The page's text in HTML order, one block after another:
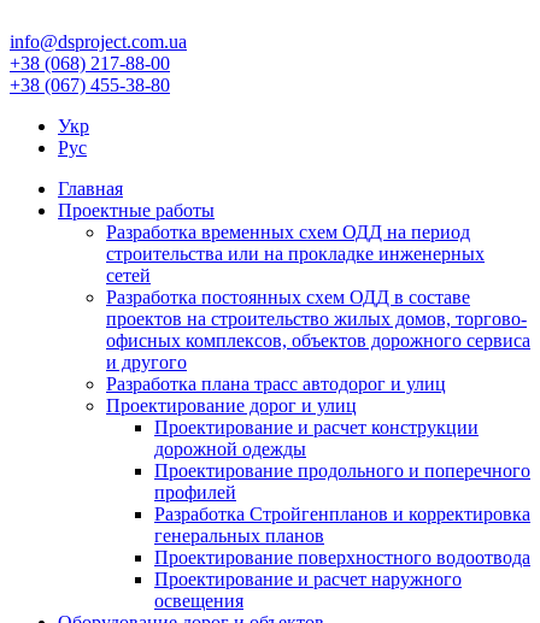
info@dsproject.com.ua
+38 (068) 217-88-00
+38 (067) 455-38-80
Укр
Рус
Главная
Проектные работы
Разработка временных схем ОДД на период
строительства или на прокладке инженерных
сетей
Разработка постоянных схем ОДД в составе
проектов на строительство жилых домов, торгово-
офисных комплексов, объектов дорожного сервиса
и другого
Разработка плана трасс автодорог и улиц
Проектирование дорог и улиц
Проектирование и расчет конструкции
дорожной одежды
Проектирование продольного и поперечного
профилей
Разработка Стройгенпланов и корректировка
генеральных планов
Проектирование поверхностного водоотвода
Проектирование и расчет наружного
освещения